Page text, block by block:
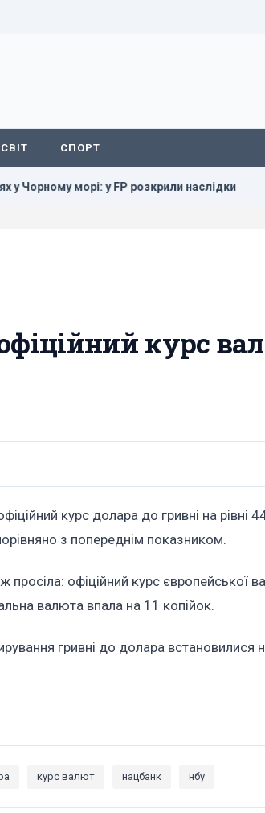
СВІТ СПОРТ
морі: у FP розкрили наслідки В
курс
курс долара до гривні на рівні
з попереднім показником.
просіла: офіційний курс європейської
валюта впала на 11 копійок.
гривні до долара встановилися
курс валют нацбанк нбу